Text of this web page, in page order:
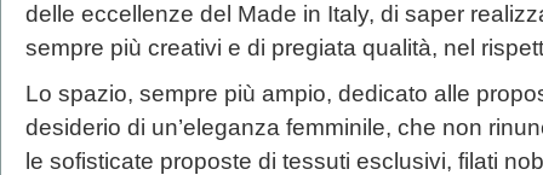
delle eccellenze del Made in Italy, di saper
sempre più creativi e di pregiata qualità, nel
Lo spazio, sempre più ampio, dedicato alle
desiderio di un’eleganza femminile, che non
le sofisticate proposte di tessuti esclusivi, filati